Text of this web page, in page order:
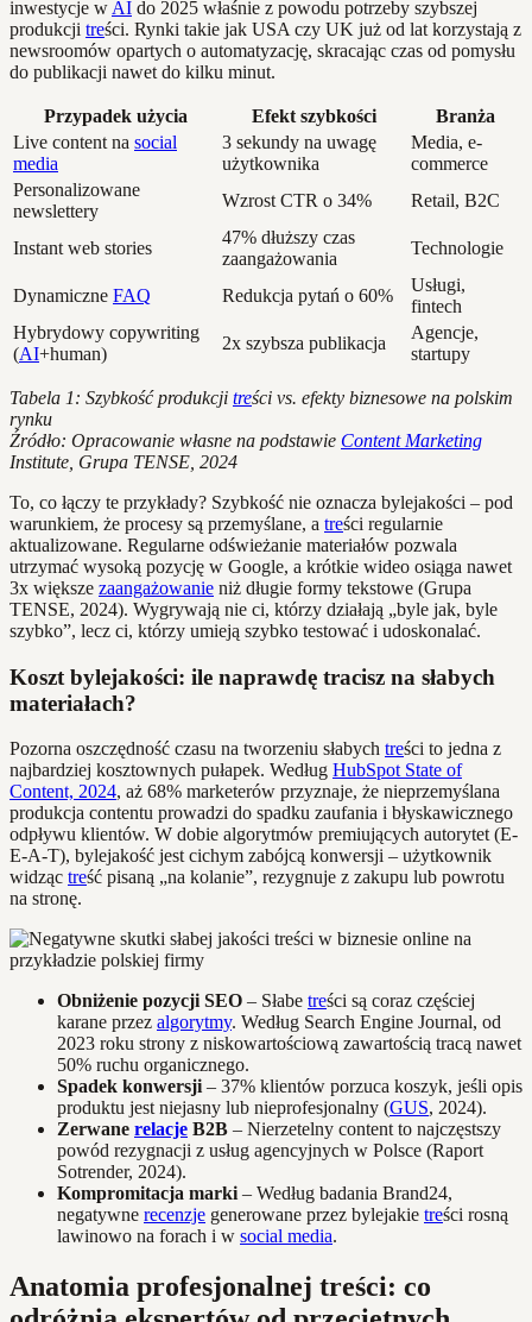
inwestycje w AI do 2025 właśnie z powodu potrzeby szybszej
produkcji treści. Rynki takie jak USA czy UK już od lat korzystają z
newsroomów opartych o automatyzację, skracając czas od pomysłu
do publikacji nawet do kilku minut.
Przypadek użycia Efekt szybkości
Branża
Live content na social
media
3 sekundy na uwagę
użytkownika
Media, e-
commerce
Personalizowane
newslettery
Wzrost CTR o 34% Retail, B2C
Instant web stories
47% dłuższy czas
zaangażowania
Technologie
Dynamiczne FAQ Redukcja pytań o 60%
Usługi,
fintech
Hybrydowy copywriting
(AI+human)
2x szybsza publikacja
Agencje,
startupy
Tabela 1: Szybkość produkcji treści vs. efekty biznesowe na polskim
rynku
Źródło: Opracowanie własne na podstawie Content Marketing
Institute, Grupa TENSE, 2024
To, co łączy te przykłady? Szybkość nie oznacza bylejakości – pod
warunkiem, że procesy są przemyślane, a treści regularnie
aktualizowane. Regularne odświeżanie materiałów pozwala
utrzymać wysoką pozycję w Google, a krótkie wideo osiąga nawet
3x większe zaangażowanie niż długie formy tekstowe (Grupa
TENSE, 2024). Wygrywają nie ci, którzy działają „byle jak, byle
szybko”, lecz ci, którzy umieją szybko testować i udoskonalać.
Koszt bylejakości: ile naprawdę tracisz na słabych
materiałach?
Pozorna oszczędność czasu na tworzeniu słabych treści to jedna z
najbardziej kosztownych pułapek. Według HubSpot State of
Content, 2024, aż 68% marketerów przyznaje, że nieprzemyślana
produkcja contentu prowadzi do spadku zaufania i błyskawicznego
odpływu klientów. W dobie algorytmów premiujących autorytet (E-
E-A-T), bylejakość jest cichym zabójcą konwersji – użytkownik
widząc treść pisaną „na kolanie”, rezygnuje z zakupu lub powrotu
na stronę.
Obniżenie pozycji SEO – Słabe treści są coraz częściej
karane przez algorytmy. Według Search Engine Journal, od
2023 roku strony z niskowartościową zawartością tracą nawet
50% ruchu organicznego.
Spadek konwersji – 37% klientów porzuca koszyk, jeśli opis
produktu jest niejasny lub nieprofesjonalny (GUS, 2024).
Zerwane relacje B2B – Nierzetelny content to najczęstszy
powód rezygnacji z usług agencyjnych w Polsce (Raport
Sotrender, 2024).
Kompromitacja marki – Według badania Brand24,
negatywne recenzje generowane przez bylejakie treści rosną
lawinowo na forach i w social media.
Anatomia profesjonalnej treści: co